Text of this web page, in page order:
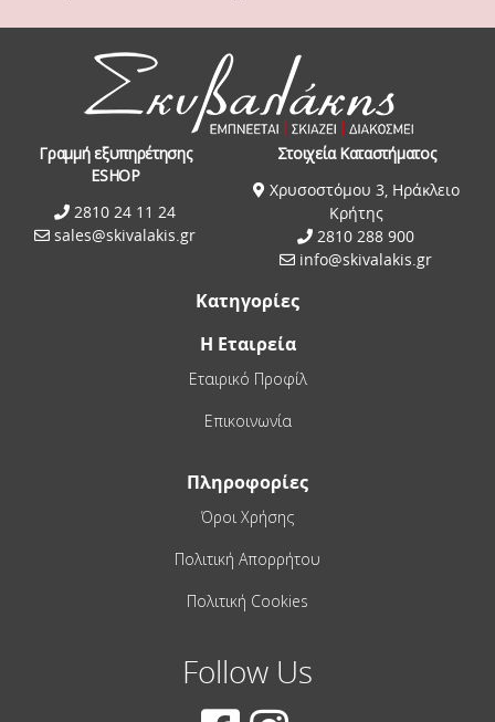
Γραμμή εξυπηρέτησης
ESHOP
2810 24 11 24
sales@skivalakis.gr
Στοιχεία Καταστήματος
Χρυσοστόμου 3, Ηράκλειο
Κρήτης
2810 288 900
info@skivalakis.gr
Κατηγορίες
Η Εταιρεία
Εταιρικό Προφίλ
Επικοινωνία
Πληροφορίες
Όροι Χρήσης
Πολιτική Απορρήτου
Πολιτική Cookies
Follow Us